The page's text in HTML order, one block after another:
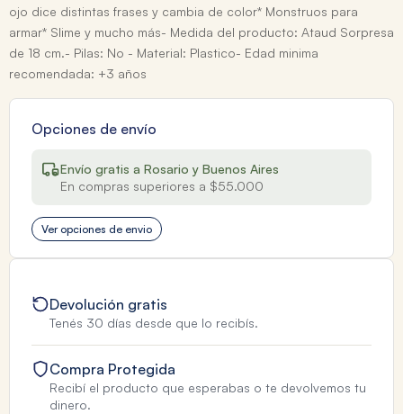
ojo dice distintas frases y cambia de color* Monstruos para
armar* Slime y mucho más- Medida del producto: Ataud Sorpresa
de 18 cm.- Pilas: No - Material: Plastico- Edad minima
recomendada: +3 años
Opciones de envío
Envío gratis a Rosario y Buenos Aires
En compras superiores a $55.000
Ver opciones de envio
Devolución gratis
Tenés 30 días desde que lo recibís.
Compra Protegida
Recibí el producto que esperabas o te devolvemos tu
dinero.